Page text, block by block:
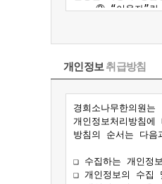
개인정보 취급방침